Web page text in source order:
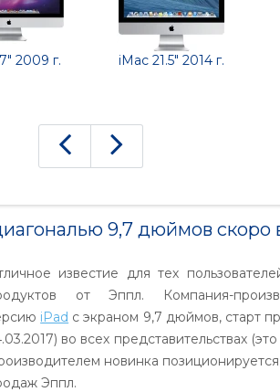
2009 г. iMac 21.5" 2014 г.
9,7 дюймов скоро
известие для тех
от Эппл. Компания-
iPad с экраном 9,7 дюймов, старт
во всех представительствах
новинка
Эппл.